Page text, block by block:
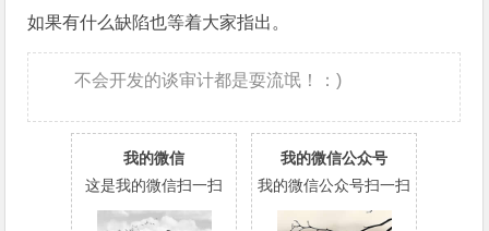
如果有什么缺陷也等着大家指出。
不会开发的谈审计都是耍流氓！：)
我的微信
这是我的微信扫一扫
我的微信公众号
我的微信公众号扫一扫